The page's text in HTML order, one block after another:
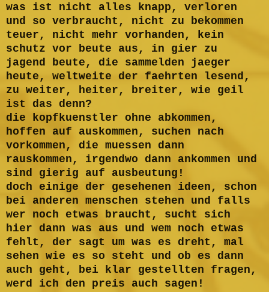
was ist nicht alles knapp, verloren
und so verbraucht, nicht zu bekommen
teuer, nicht mehr vorhanden, kein
schutz vor beute aus, in gier zu
jagend beute, die sammelden jaeger
heute, weltweite der faehrten lesend,
zu weiter, heiter, breiter, wie geil
ist das denn?
die kopfkuenstler ohne abkommen,
hoffen auf auskommen, suchen nach
vorkommen, die muessen dann
rauskommen, irgendwo dann ankommen und
sind gierig auf ausbeutung!
doch einige der gesehenen ideen, schon
bei anderen menschen stehen und falls
wer noch etwas braucht, sucht sich
hier dann was aus und wem noch etwas
fehlt, der sagt um was es dreht, mal
sehen wie es so steht und ob es dann
auch geht, bei klar gestellten fragen,
werd ich den preis auch sagen!